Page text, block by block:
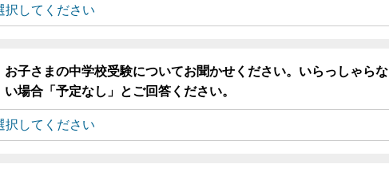
お子さまの中学校受験についてお聞かせください。いらっしゃらな
い場合「予定なし」とご回答ください。